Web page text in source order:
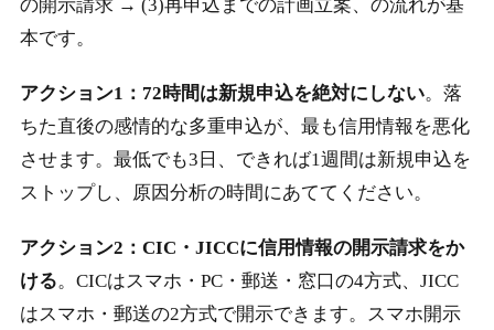
の開示請求 → (3)再申込までの計画立案、の流れが基
本です。
アクション1：72時間は新規申込を絶対にしない。落
ちた直後の感情的な多重申込が、最も信用情報を悪化
させます。最低でも3日、できれば1週間は新規申込を
ストップし、原因分析の時間にあててください。
アクション2：CIC・JICCに信用情報の開示請求をか
ける。CICはスマホ・PC・郵送・窓口の4方式、JICC
はスマホ・郵送の2方式で開示できます。スマホ開示